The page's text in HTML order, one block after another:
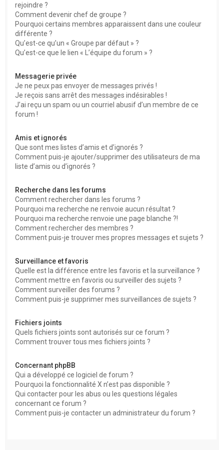
rejoindre ?
Comment devenir chef de groupe ?
Pourquoi certains membres apparaissent dans une couleur
différente ?
Qu’est-ce qu’un « Groupe par défaut » ?
Qu’est-ce que le lien « L’équipe du forum » ?
Messagerie privée
Je ne peux pas envoyer de messages privés !
Je reçois sans arrêt des messages indésirables !
J’ai reçu un spam ou un courriel abusif d’un membre de ce
forum !
Amis et ignorés
Que sont mes listes d’amis et d’ignorés ?
Comment puis-je ajouter/supprimer des utilisateurs de ma
liste d’amis ou d’ignorés ?
Recherche dans les forums
Comment rechercher dans les forums ?
Pourquoi ma recherche ne renvoie aucun résultat ?
Pourquoi ma recherche renvoie une page blanche ?!
Comment rechercher des membres ?
Comment puis-je trouver mes propres messages et sujets ?
Surveillance et favoris
Quelle est la différence entre les favoris et la surveillance ?
Comment mettre en favoris ou surveiller des sujets ?
Comment surveiller des forums ?
Comment puis-je supprimer mes surveillances de sujets ?
Fichiers joints
Quels fichiers joints sont autorisés sur ce forum ?
Comment trouver tous mes fichiers joints ?
Concernant phpBB
Qui a développé ce logiciel de forum ?
Pourquoi la fonctionnalité X n’est pas disponible ?
Qui contacter pour les abus ou les questions légales
concernant ce forum ?
Comment puis-je contacter un administrateur du forum ?